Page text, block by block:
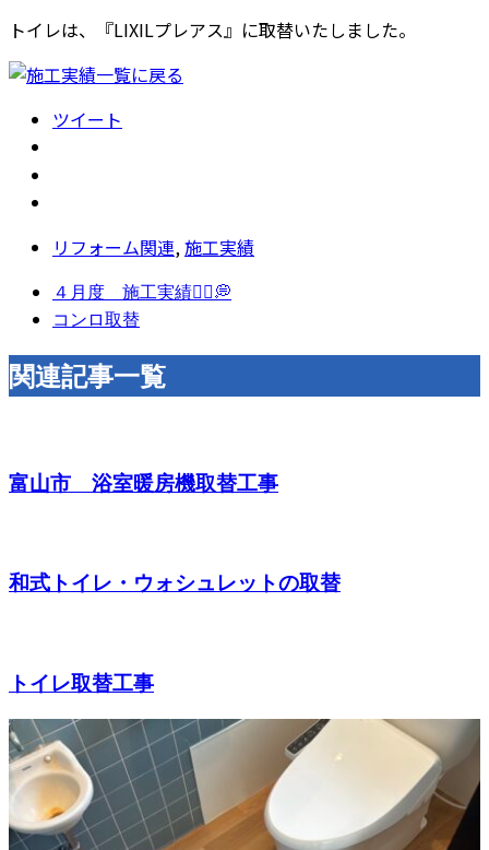
トイレは、『LIXILプレアス』に取替いたしました。
ツイート
リフォーム関連,施工実績
４月度 施工実績👷‍♂️💭
コンロ取替
関連記事一覧
富山市 浴室暖房機取替工事
和式トイレ・ウォシュレットの取替
トイレ取替工事